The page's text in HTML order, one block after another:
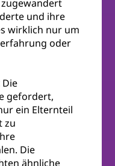
und ihre
wirklich nur um
oder
Die
gefordert,
ein Elternteil
zu
Die
ähnliche